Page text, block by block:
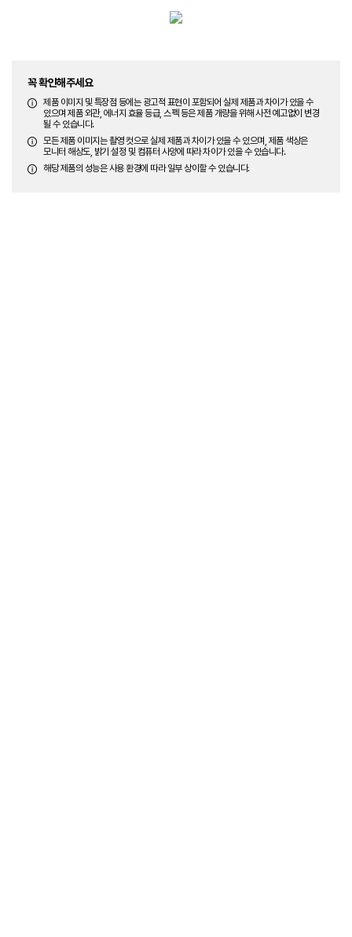
꼭 확인해주세요
제품 이미지 및 특장점 등에는 광고적 표현이 포함되어 실제 제품과 차이가 있을 수
있으며 제품 외관, 에너지 효율 등급, 스펙 등은 제품 개량을 위해 사전 예고없이 변경
될 수 있습니다.
모든 제품 이미지는 촬영 컷으로 실제 제품과 차이가 있을 수 있으며, 제품 색상은
모니터 해상도, 밝기 설정 및 컴퓨터 사양에 따라 차이가 있을 수 있습니다.
해당 제품의 성능은 사용 환경에 따라 일부 상이할 수 있습니다.